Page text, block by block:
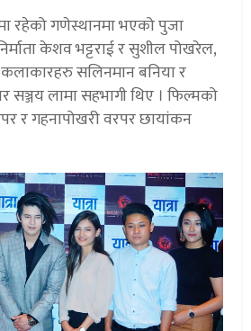
रहेको गणेस्थानमा भएको पुजा
केशव भट्टराई र सुशील पोखरेल,
कलाकारहरु सलिनमान बनिया र
सञ्जय लामा सहभागी थिए । फिल्मको
र गहनापोखरी वरपर छायांकन